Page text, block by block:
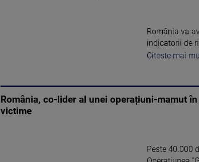
România va
indicatorii de
Citeste mai
România, co-lider al unei operațiuni-mamut
victime
Peste 40.000